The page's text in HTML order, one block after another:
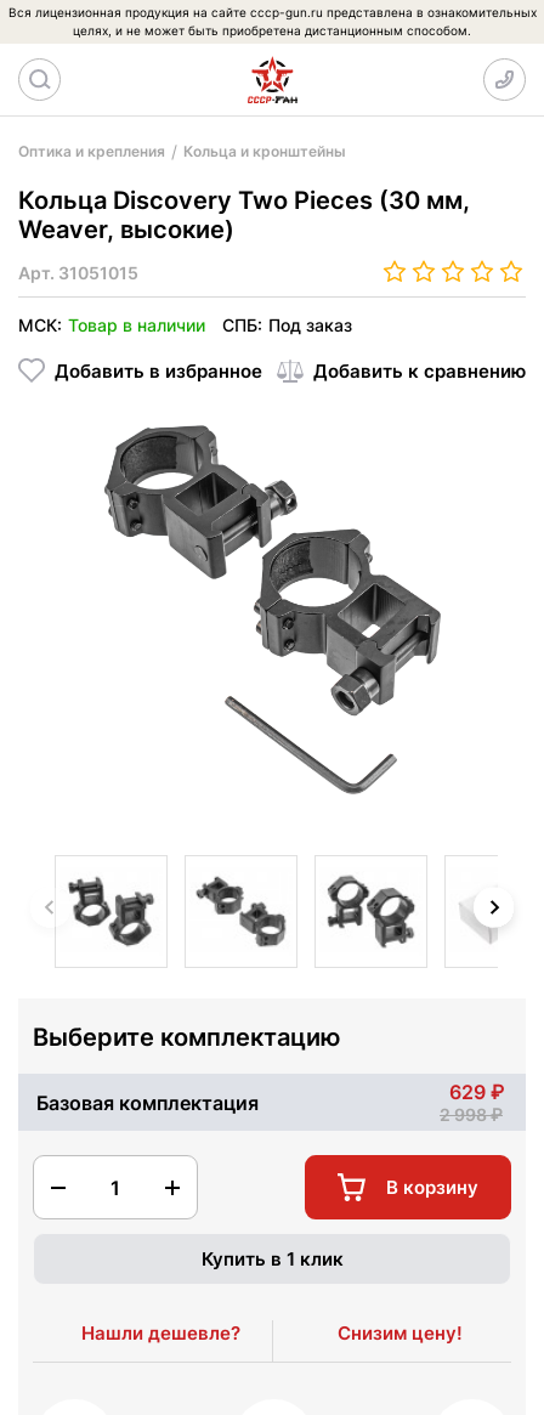
Вся лицензионная продукция на сайте cccp-gun.ru представлена в ознакомительных
целях, и не может быть приобретена дистанционным способом.
Оптика и крепления Кольца и кронштейны
Кольца Discovery Two Pieces (30 мм,
Weaver, высокие)
Арт. 31051015
МСК: Товар в наличии СПБ: Под заказ
Добавить в избранное Добавить к сравнению
Выберите комплектацию
Базовая комплектация 629
2 998
1 В корзину
Купить в 1 клик
Нашли дешевле? Снизим цену!